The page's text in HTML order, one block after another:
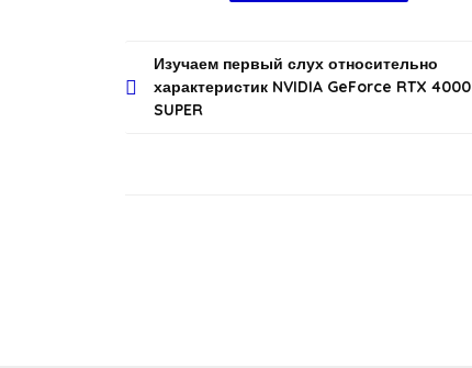
Навигация
по
Изучаем первый слух относительно
характеристик NVIDIA GeForce RTX 4000
SUPER